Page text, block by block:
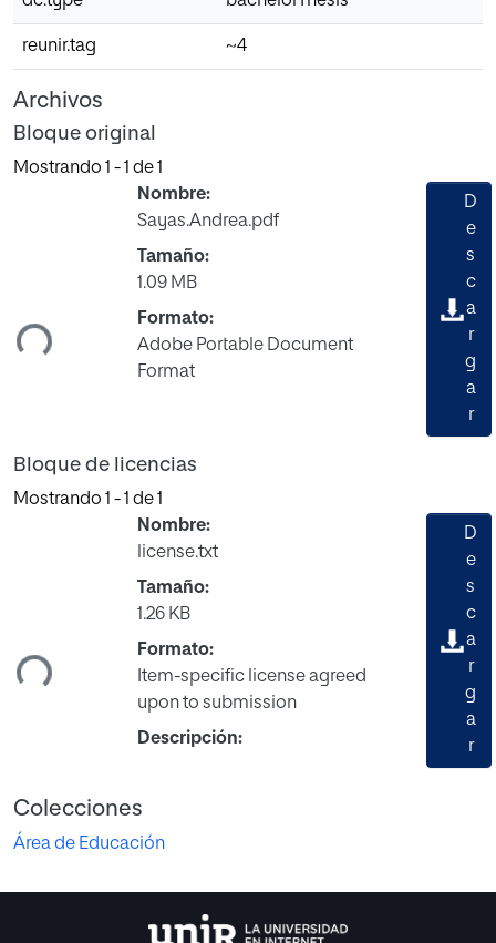
reunir.tag ~4
Archivos
Bloque original
Mostrando 1 - 1 de 1
Nombre:
Sayas.Andrea.pdf
Tamaño:
1.09 MB
Formato:
Adobe Portable Document
Format
D
e
s
c
a
r
g
a
r
Bloque de licencias
Mostrando 1 - 1 de 1
Nombre:
license.txt
Tamaño:
1.26 KB
Formato:
Item-specific license agreed
upon to submission
Descripción:
D
e
s
c
a
r
g
a
r
Colecciones
Área de Educación